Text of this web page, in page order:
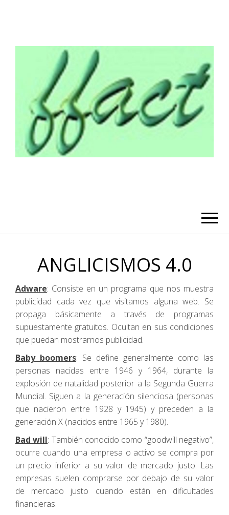
ANGLICISMOS 4.0
Adware: Consiste en un programa que nos muestra
publicidad cada vez que visitamos alguna web. Se
propaga básicamente a través de programas
supuestamente gratuitos. Ocultan en sus condiciones
que puedan mostrarnos publicidad.
Baby boomers: Se define generalmente como las
personas nacidas entre 1946 y 1964, durante la
explosión de natalidad posterior a la Segunda Guerra
Mundial. Siguen a la generación silenciosa (personas
que nacieron entre 1928 y 1945) y preceden a la
generación X (nacidos entre 1965 y 1980).
Bad will: También conocido como “goodwill negativo”,
ocurre cuando una empresa o activo se compra por
un precio inferior a su valor de mercado justo. Las
empresas suelen comprarse por debajo de su valor
de mercado justo cuando están en dificultades
financieras.